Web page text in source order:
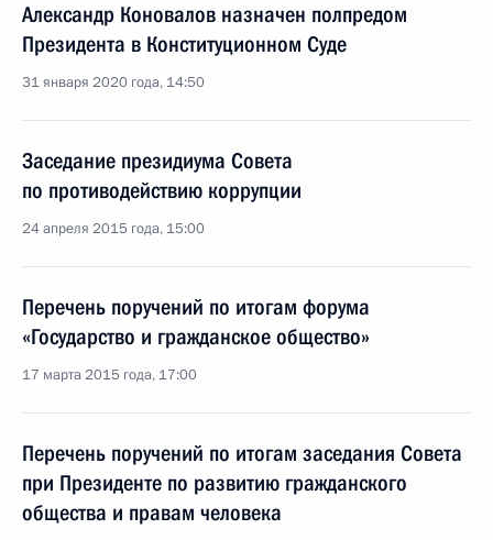
Александр Коновалов назначен полпредом
Президента в Конституционном Суде
31 января 2020 года, 14:50
Заседание президиума Совета
по противодействию коррупции
24 апреля 2015 года, 15:00
Перечень поручений по итогам форума
«Государство и гражданское общество»
17 марта 2015 года, 17:00
Перечень поручений по итогам заседания Совета
при Президенте по развитию гражданского
общества и правам человека